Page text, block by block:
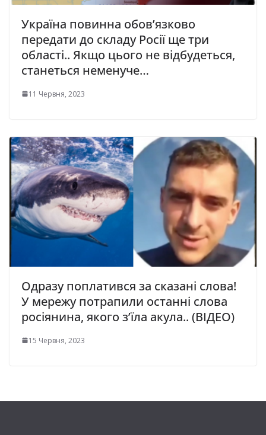
Укpaїнa повинна обов’язково
передати до складу Росії ще три
області.. Якщо цього не відбудеться,
станеться неменуче…
11 Червня, 2023
Одразу поплатився за сказані слова!
У мережу потрапили останні слова
росіянина, якого з’їла акула.. (ВІДЕО)
15 Червня, 2023